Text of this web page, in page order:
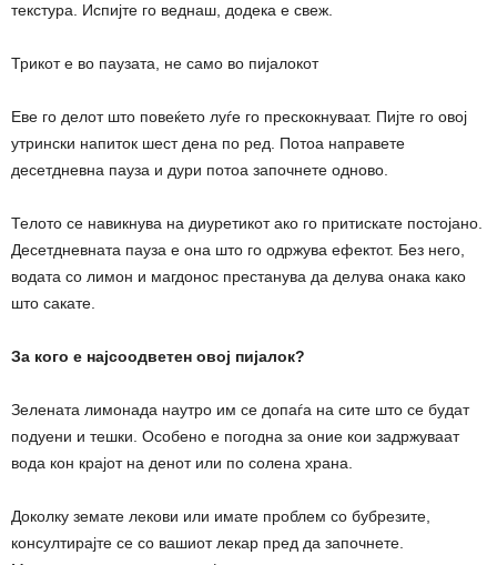
текстура. Испијте го веднаш, додека е свеж.
Трикот е во паузата, не само во пијалокот
Еве го делот што повеќето луѓе го прескокнуваат. Пијте го овој
утрински напиток шест дена по ред. Потоа направете
десетдневна пауза и дури потоа започнете одново.
Телото се навикнува на диуретикот ако го притискате постојано.
Десетдневната пауза е она што го одржува ефектот. Без него,
водата со лимон и магдонос престанува да делува онака како
што сакате.
За кого е најсоодветен овој пијалок?
Зелената лимонада наутро им се допаѓа на сите што се будат
подуени и тешки. Особено е погодна за оние кои задржуваат
вода кон крајот на денот или по солена храна.
Доколку земате лекови или имате проблем со бубрезите,
консултирајте се со вашиот лекар пред да започнете.